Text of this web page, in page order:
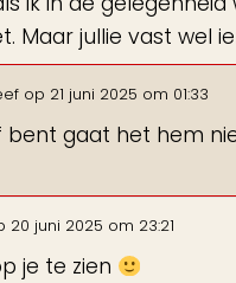
Maar jullie vast wel
op 21 juni 2025 om 01:33
bent gaat het hem
20 juni 2025 om 23:21
je te zien